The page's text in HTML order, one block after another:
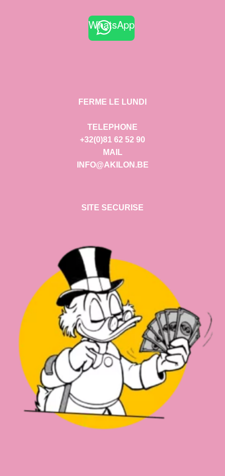
WhatsApp
FERME LE LUNDI
TELEPHONE
+32(0)81 62 52 90
MAIL
INFO@AKILON.BE
SITE SECURISE